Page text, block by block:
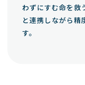
わずにすむ命を救
と連携しながら精
す。